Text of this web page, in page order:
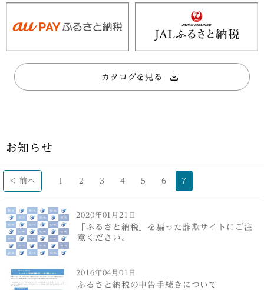
カタログを見る
お知らせ
< 前へ 2 3 4 5 6 7
2020年01月21日
「ふるさと納税」を騙った詐欺サイトにご注
意ください。
2016年04月01日
ふるさと納税の申告手続きについて